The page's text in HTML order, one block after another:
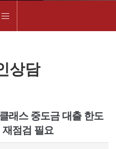
상담
래스 중도금 대출 한도
점검 필요